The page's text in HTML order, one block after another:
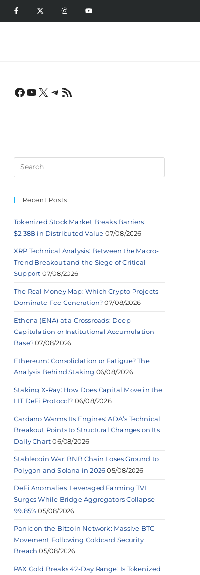
Recent Posts
Tokenized Stock Market Breaks Barriers:
$2.38B in Distributed Value 07/08/2026
XRP Technical Analysis: Between the Macro-
Trend Breakout and the Siege of Critical
Support 07/08/2026
The Real Money Map: Which Crypto Projects
Dominate Fee Generation? 07/08/2026
Ethena (ENA) at a Crossroads: Deep
Capitulation or Institutional Accumulation
Base? 07/08/2026
Ethereum: Consolidation or Fatigue? The
Analysis Behind Staking 06/08/2026
Staking X-Ray: How Does Capital Move in the
LIT DeFi Protocol? 06/08/2026
Cardano Warms Its Engines: ADA’s Technical
Breakout Points to Structural Changes on Its
Daily Chart 06/08/2026
Stablecoin War: BNB Chain Loses Ground to
Polygon and Solana in 2026 05/08/2026
DeFi Anomalies: Leveraged Farming TVL
Surges While Bridge Aggregators Collapse
99.85% 05/08/2026
Panic on the Bitcoin Network: Massive BTC
Movement Following Coldcard Security
Breach 05/08/2026
PAX Gold Breaks 42-Day Range: Is Tokenized